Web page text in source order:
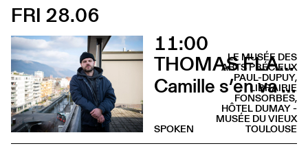
FRI 28.06
11:00
THOMAS FLAHAUT
Camille s’en va (Recontre croissants - Hôtel Dumay)
LE MUSÉE DES
ARTS PRÉCIEUX
PAUL-DUPUY,
LIBRAIRIE
FONSORBES,
HÔTEL DUMAY -
MUSÉE DU VIEUX
TOULOUSE
SPOKEN